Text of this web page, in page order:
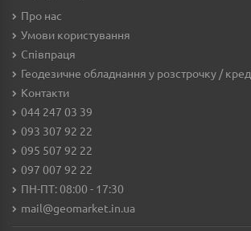
Про нас
Умови користування
Співпраця
Геодезичне обладнання у розстрочку /
Контакти
044 247 03 39
093 307 92 22
095 507 92 22
097 007 92 22
ПН-ПТ: 08:00 - 17:30
mail@geomarket.in.ua